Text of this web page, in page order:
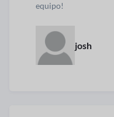
equipo!
josh